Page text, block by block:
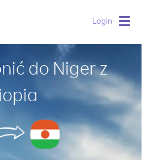
Login
do Niger z